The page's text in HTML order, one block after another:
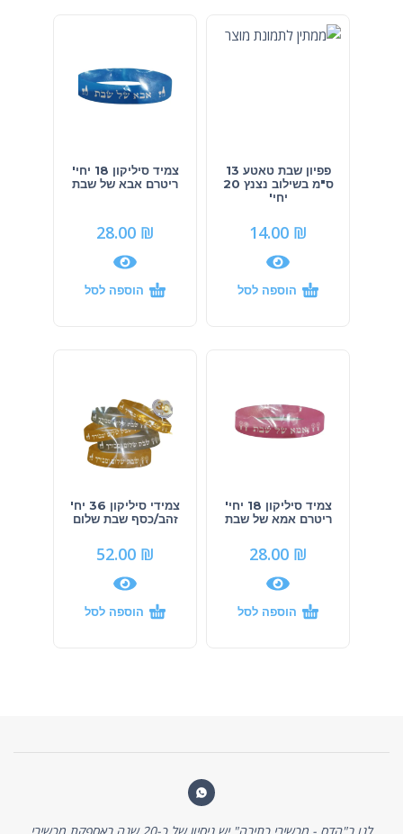
פפיון שבת טאטע 13
ס"מ בשילוב נצנץ 20
יחי'
14.00 ₪
הוספה לסל
צמיד סיליקון 18 יחי'
ריטרם אבא של שבת
28.00 ₪
הוספה לסל
צמיד סיליקון 18 יחי'
ריטרם אמא של שבת
28.00 ₪
הוספה לסל
צמידי סיליקון 36 יח'
זהב/כסף שבת שלום
52.00 ₪
הוספה לסל